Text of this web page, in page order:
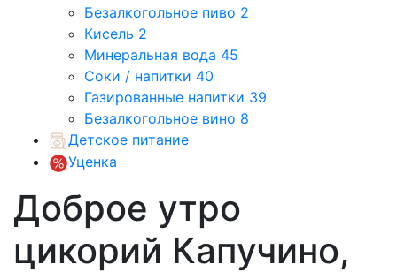
Безалкогольное пиво 2
Кисель 2
Минеральная вода 45
Соки / напитки 40
Газированные напитки 39
Безалкогольное вино 8
Детское питание
Уценка
Доброе утро
цикорий Капучино,